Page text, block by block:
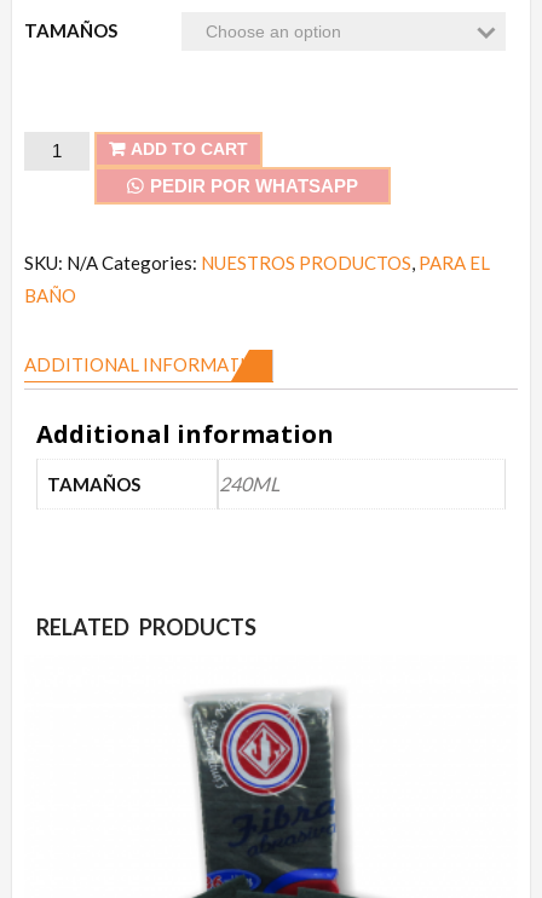
TAMAÑOS
Ambientador ADD TO CART
PEDIR POR WHATSAPP
SKU: N/ACategories: NUESTROS PRODUCTOS, PARA EL
BAÑO
ADDITIONAL INFORMATION
Additional information
TAMAÑOS 240ML
RELATED PRODUCTS